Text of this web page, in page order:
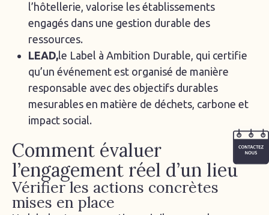
l’hôtellerie, valorise les établissements
engagés dans une gestion durable des
ressources.
LEAD,le Label à Ambition Durable, qui certifie
qu’un événement est organisé de manière
responsable avec des objectifs durables
mesurables en matière de déchets, carbone et
impact social.
Comment évaluer
l’engagement réel d’un lieu
Vérifier les actions concrètes
mises en place